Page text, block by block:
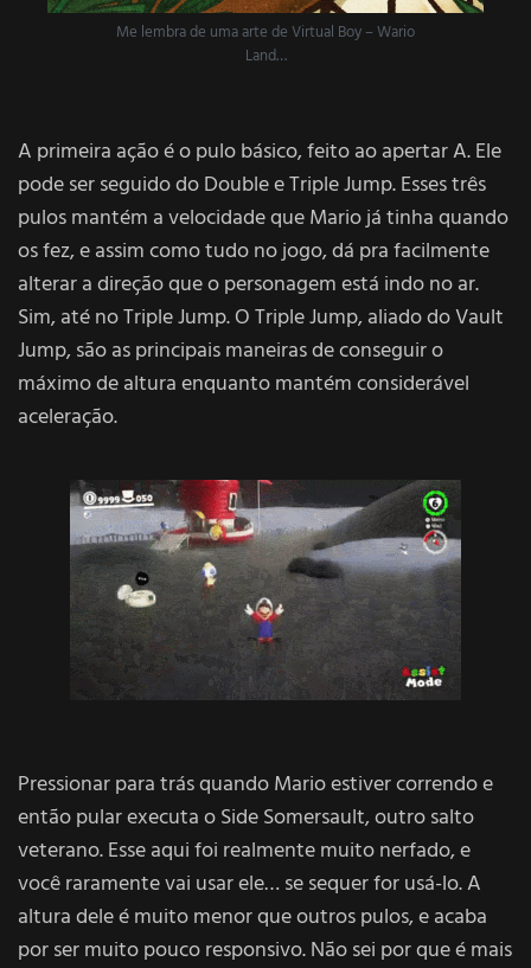
Me lembra de uma arte de Virtual Boy – Wario
Land…
A primeira ação é o pulo básico, feito ao apertar A. Ele
pode ser seguido do Double e Triple Jump. Esses três
pulos mantém a velocidade que Mario já tinha quando
os fez, e assim como tudo no jogo, dá pra facilmente
alterar a direção que o personagem está indo no ar.
Sim, até no Triple Jump. O Triple Jump, aliado do Vault
Jump, são as principais maneiras de conseguir o
máximo de altura enquanto mantém considerável
aceleração.
Pressionar para trás quando Mario estiver correndo e
então pular executa o Side Somersault, outro salto
veterano. Esse aqui foi realmente muito nerfado, e
você raramente vai usar ele… se sequer for usá-lo. A
altura dele é muito menor que outros pulos, e acaba
por ser muito pouco responsivo. Não sei por que é mais